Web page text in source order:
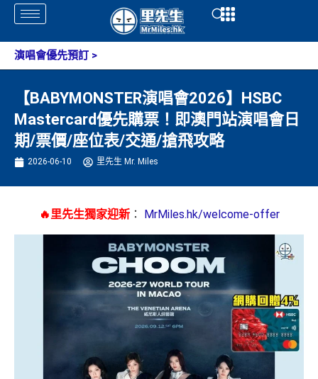
Skip
content
Open
演唱會優先預訂 >
【BABYMONSTER演唱會2026】HSBC
Mastercard優先購票！即澳門站演唱會日
期/票價/座位表/交通/搶飛攻略
2026-06-10 里先生 Mr. Miles
🔥里先生獨家迎新： MrMiles.hk/welcome-offer